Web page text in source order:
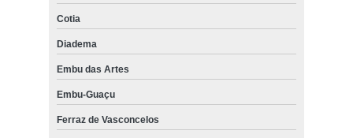
Cotia
Diadema
Embu das Artes
Embu-Guaçu
Ferraz de Vasconcelos